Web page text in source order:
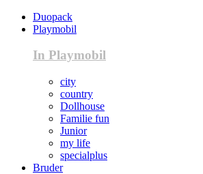
Duopack
Playmobil
In Playmobil
city
country
Dollhouse
Familie fun
Junior
my life
specialplus
Bruder